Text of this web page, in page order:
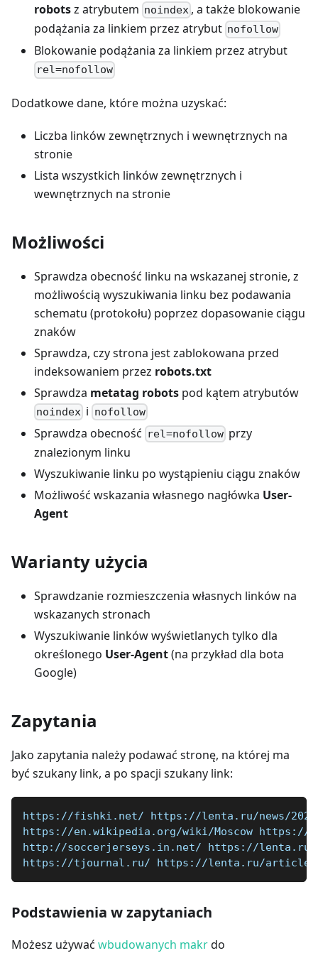
robotsz atrybutem noindex , a także blokowanie
podążania za linkiem przez atrybut nofollow
Blokowanie podążania za linkiem przez atrybut
rel=nofollow
Dodatkowe dane, które można uzyskać:
Liczba linków zewnętrznych i wewnętrznych na
stronie
Lista wszystkich linków zewnętrznych i
wewnętrznych na stronie
Możliwości
Sprawdza obecność linku na wskazanej stronie, z
możliwością wyszukiwania linku bez podawania
schematu (protokołu) poprzez dopasowanie ciągu
znaków
Sprawdza, czy strona jest zablokowana przed
indeksowaniem przez robots.txt
Sprawdza metatag robots pod kątem atrybutów
noindex i nofollow
Sprawdza obecność rel=nofollow przy
znalezionym linku
Wyszukiwanie linku po wystąpieniu ciągu znaków
Możliwość wskazania własnego nagłówka User-
Agent
Warianty użycia
Sprawdzanie rozmieszczenia własnych linków na
wskazanych stronach
Wyszukiwanie linków wyświetlanych tylko dla
określonego User-Agent(na przykład dla bota
Google)
Zapytania
Jako zapytania należy podawać stronę, na której ma
być szukany link, a po spacji szukany link:
https://fishki.net/ https://lenta.ru/news/
https://en.wikipedia.org/wiki/Moscow https://
http://soccerjerseys.in.net/ https://lenta.ru/
https://tjournal.ru/ https://lenta.ru/articles/
Podstawienia w zapytaniach
Możesz używać wbudowanych makrdo